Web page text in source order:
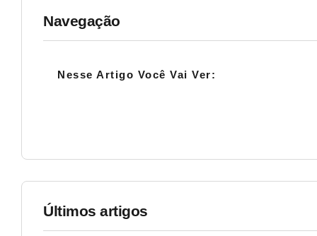
Navegação
Nesse Artigo Você Vai Ver:
Últimos artigos